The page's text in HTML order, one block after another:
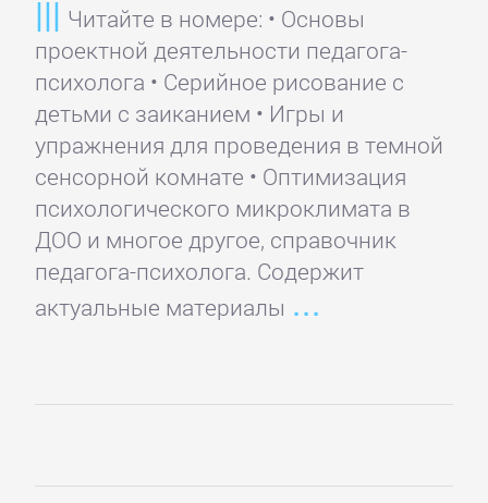
Читайте в номере: • Основы
проектной деятельности педагога-
психолога • Серийное рисование с
детьми с заиканием • Игры и
упражнения для проведения в темной
сенсорной комнате • Оптимизация
психологического микроклимата в
ДОО и многое другое, справочник
педагога-психолога. Содержит
актуальные материалы
Языкознание
ПОВЕСТИ
И
РАССКАЗЫ
Очерки
Повести
Рассказы